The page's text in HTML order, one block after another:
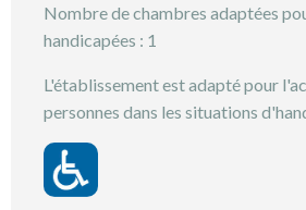
Nombre de chambres adaptées
handicapées : 1
L'établissement est adapté pour
personnes dans les situations